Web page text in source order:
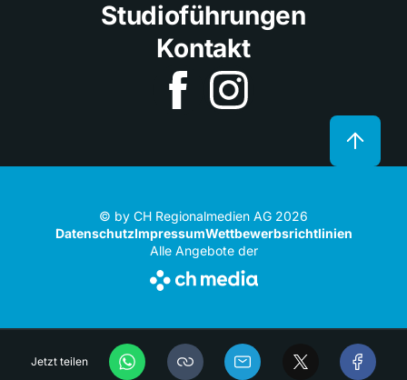
Jetzt teilen
Studioführungen
Kontakt
© by CH Regionalmedien AG 2026
DatenschutzImpressumWettbewerbsrichtlinien
Alle Angebote der